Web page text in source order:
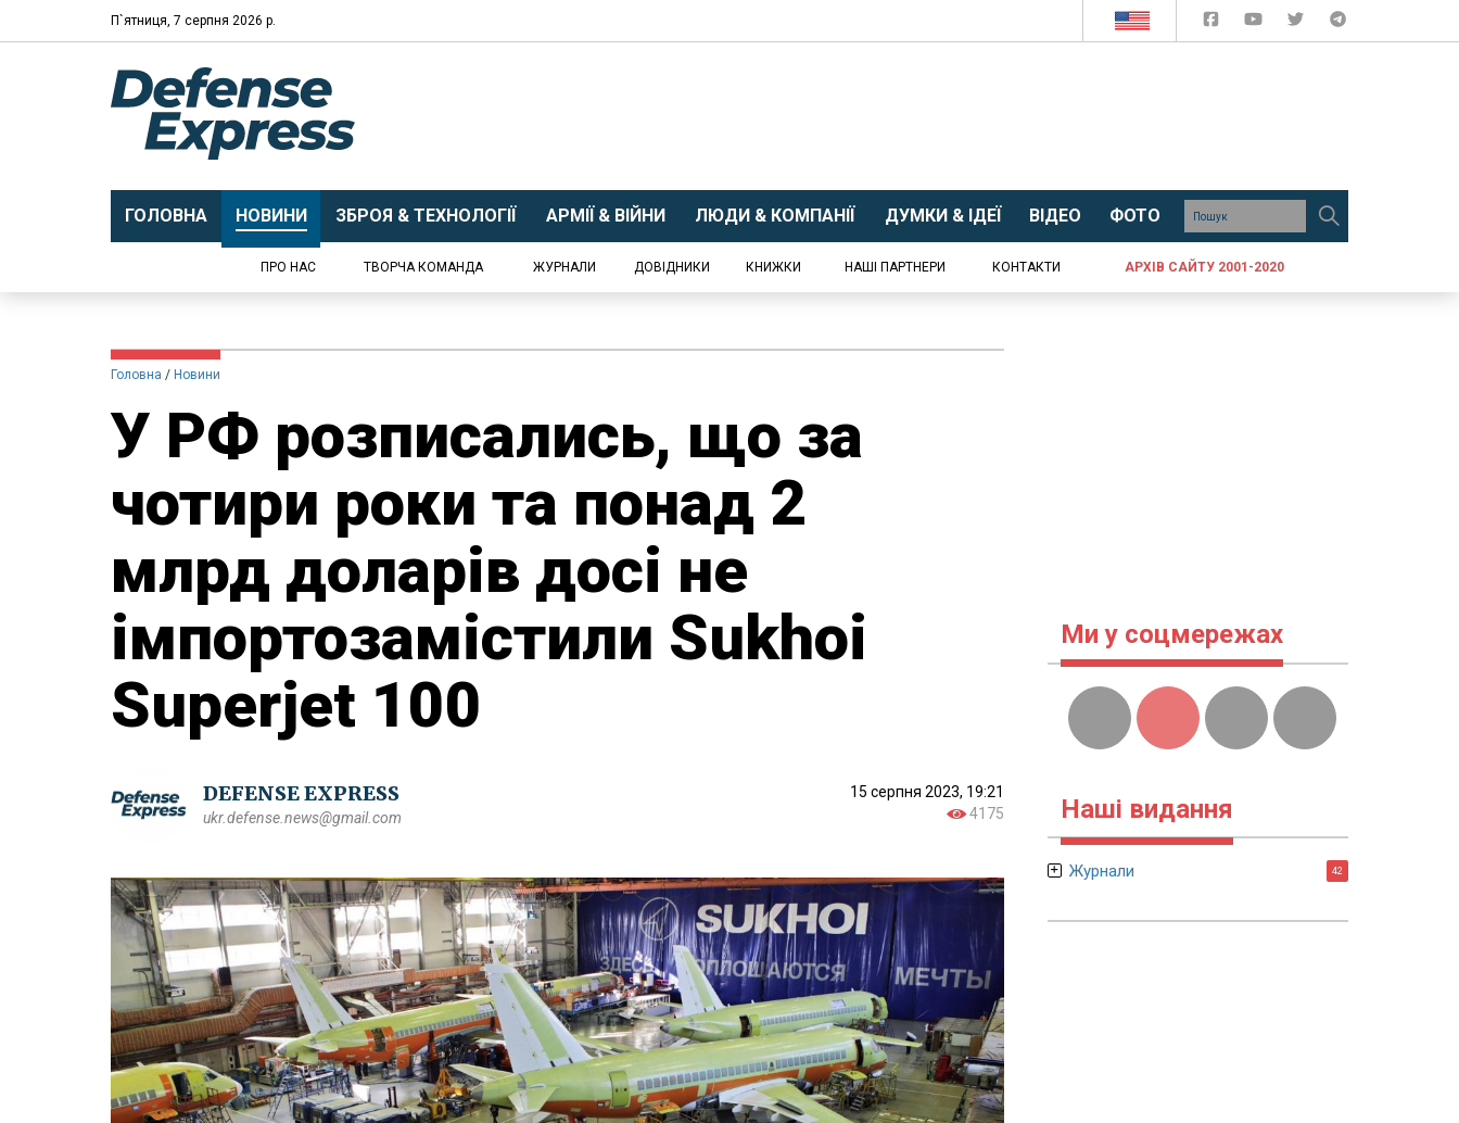
П`ятниця, 7 серпня 2026 р.
ГОЛОВНА НОВИНИ ЗБРОЯ & ТЕХНОЛОГІЇ АРМІЇ & ВІЙНИ ЛЮДИ & КОМПАНІЇ ДУМКИ & ІДЕЇ ВІДЕО ФОТО
ПРО НАС ТВОРЧА КОМАНДА ЖУРНАЛИ ДОВІДНИКИ КНИЖКИ НАШІ ПАРТНЕРИ КОНТАКТИ АРХІВ САЙТУ 2001-2020
Головна Новини
​У РФ розписались, що за
чотири роки та понад 2
млрд доларів досі не
імпортозамістили Sukhoi
Superjet 100
DEFENSE EXPRESS
ukr.defense.news@gmail.com
15 серпня 2023, 19:21
4175
Ми у соцмережах
Наші видання
Журнали 42